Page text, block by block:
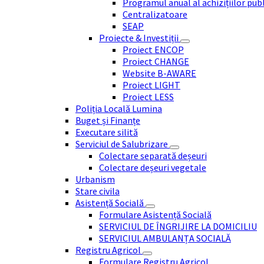
Programul anual al achizițiilor
Centralizatoare
SEAP
Proiecte & Investiții
Proiect ENCOP
Proiect CHANGE
Website B-AWARE
Proiect LIGHT
Proiect LESS
Poliția Locală Lumina
Buget și Finanțe
Executare silită
Serviciul de Salubrizare
Colectare separată deșeuri
Colectare deșeuri vegetale
Urbanism
Stare civila
Asistență Socială
Formulare Asistență Socială
SERVICIUL DE ÎNGRIJIRE LA DOMICILIU
SERVICIUL AMBULANȚA SOCIALĂ
Registru Agricol
Formulare Registru Agricol